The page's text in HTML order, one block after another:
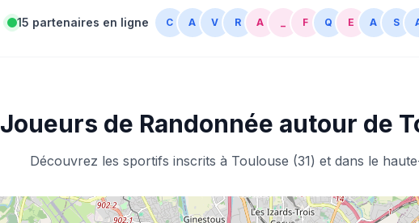
15 partenaires en ligne C A V R A _ F Q E A S
Joueurs de Randonnée autour de
Découvrez les sportifs inscrits à Toulouse (31) et dans le